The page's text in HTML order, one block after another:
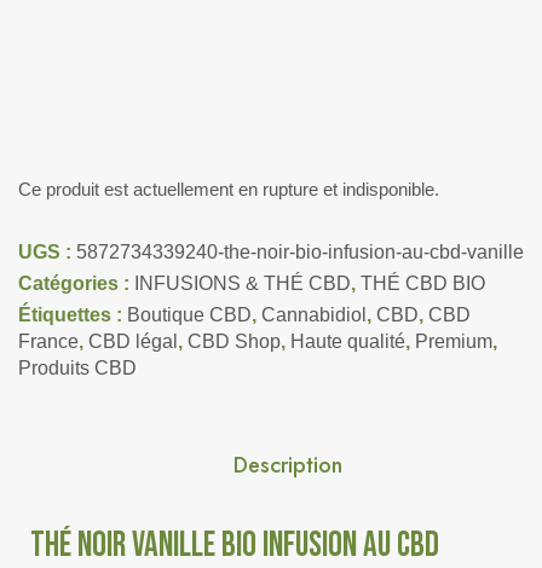
Ce produit est actuellement en rupture et indisponible.
UGS : 5872734339240-the-noir-bio-infusion-au-cbd-vanille
Catégories :
INFUSIONS & THÉ CBD, THÉ CBD BIO
Étiquettes : Boutique CBD, Cannabidiol , CBD, CBD
France, CBD légal , CBD Shop, Haute qualité, Premium,
Produits CBD
Description
THÉ NOIR VANILLE BIO INFUSION AU CBD